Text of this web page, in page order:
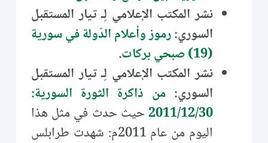
نشر المكتب الإعلامي لِـ تيار المستقبل
السوري:رموز وأعلام الدّولة في سورية
(19) صبحي بركات
.
نشر المكتب الإعلامي لِـ تيار المستقبل
السوري: من ذاكرة الثورة السورية:
2011/12/30حيث حدث في مثل هذا
اليوم من عام 2011م: شهدت طرابلس